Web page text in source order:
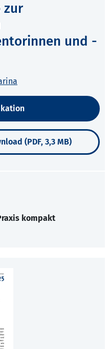
zur
und -
(PDF, 3,3 MB)
kompakt